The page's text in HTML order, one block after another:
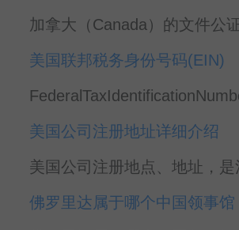
加拿大（Canada）的文件公
美国联邦税务身份号码(EIN)
美国公司注册地址详细介绍
美国公司注册地点、地址，
佛罗里达属于哪个中国领事